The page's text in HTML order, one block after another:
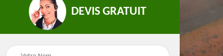
DEVIS GRATUIT